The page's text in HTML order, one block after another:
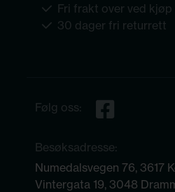
Fri frakt over ved
30 dager fri returrett
Følg oss:
Besøksadresse:
Numedalsvegen 76, 3617
Vintergata 19, 3048